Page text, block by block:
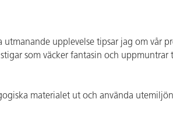
upplevelse tipsar jag om vår
som väcker fantasin och uppmuntrar
materialet ut och använda